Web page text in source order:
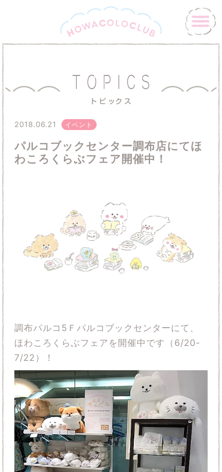
2018.06.21 イベント
パルコブックセンター調布店にてほ
わころくらぶフェア開催中！
調布パルコ5Ｆパルコブックセンターにて、
ほわころくらぶフェアを開催中です（6/20-
7/22）！